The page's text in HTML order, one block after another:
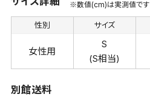
※数値(cm)は実測値です
性別
女性用
サイズ
S
(S相当)
別館送料